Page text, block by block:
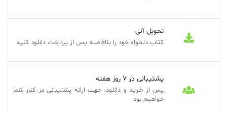
تحویل آنی
کتاب دلخواه خود را بلافاصله پس از پرداخت دانلود کنید
پشتیبانی در 7 روز هفته
پس از خرید و دانلود، جهت ارائه پشتیبانی در کنار شما
خواهیم بود